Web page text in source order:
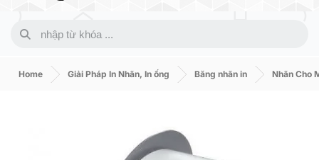
Home Giải Pháp In Nhãn, In ống Băng nhãn in Nhãn Cho